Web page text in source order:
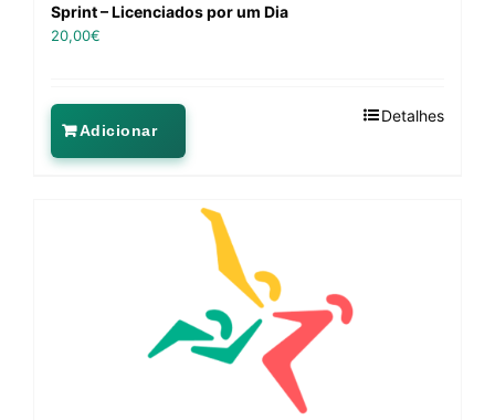
Sprint – Licenciados por um Dia
20,00€
Adicionar
Detalhes